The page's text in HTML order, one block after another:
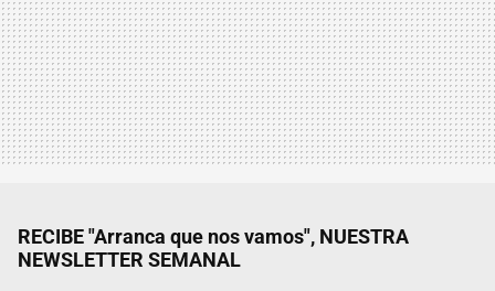
RECIBE "Arranca que nos vamos", NUESTRA
NEWSLETTER SEMANAL